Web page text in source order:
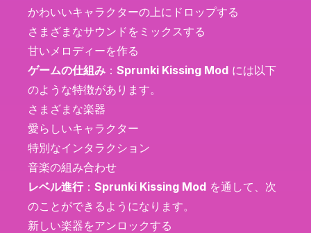
かわいいキャラクターの上にドロップする
さまざまなサウンドをミックスする
甘いメロディーを作る
ゲームの仕組み ： Sprunki Kissing Mod には以下
のような特徴があります。
さまざまな楽器
愛らしいキャラクター
特別なインタラクション
音楽の組み合わせ
レベル進行： Sprunki Kissing Mod を通して、次
のことができるようになります。
新しい楽器をアンロックする